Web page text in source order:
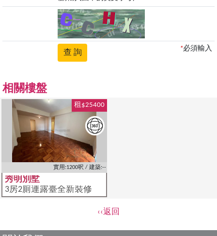
*必須輸入
相關樓盤
租$25400
實用:1200呎 / 建築:--
秀明別墅
3房2廁連露臺全新裝修
‹‹返回